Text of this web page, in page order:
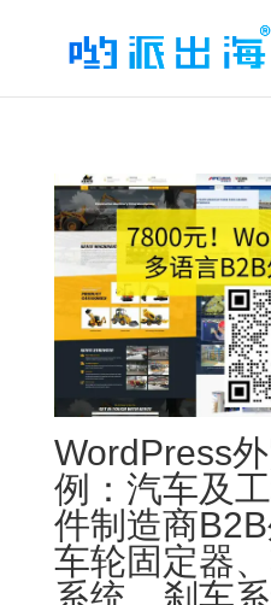
WordPress
例：汽车及
件制造商
车轮固定器
系统、刹车